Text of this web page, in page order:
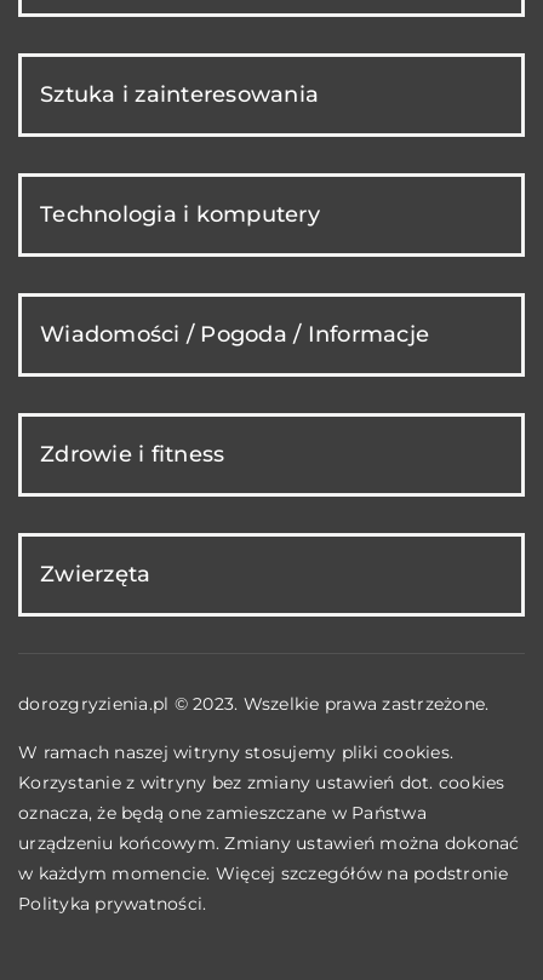
Sztuka i zainteresowania
Technologia i komputery
Wiadomości / Pogoda / Informacje
Zdrowie i fitness
Zwierzęta
dorozgryzienia.pl © 2023. Wszelkie prawa zastrzeżone.
W ramach naszej witryny stosujemy pliki cookies.
Korzystanie z witryny bez zmiany ustawień dot. cookies
oznacza, że będą one zamieszczane w Państwa
urządzeniu końcowym. Zmiany ustawień można dokonać
w każdym momencie. Więcej szczegółów na podstronie
Polityka prywatności.